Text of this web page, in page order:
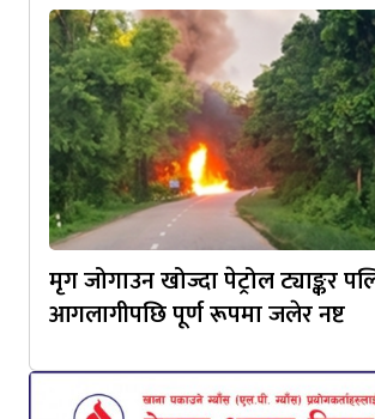
मृग जोगाउन खोज्दा पेट्रोल ट्याङ्कर
आगलागीपछि पूर्ण रूपमा जलेर नष्ट